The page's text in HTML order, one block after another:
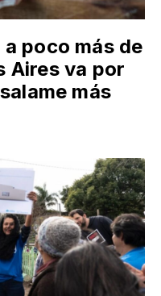
poco más de
Aires va por
más